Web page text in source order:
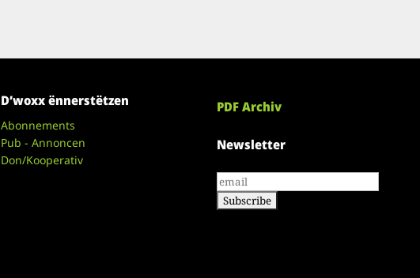
D’woxx ënnerstëtzen
Abonnements
Pub - Annoncen
Don/Kooperativ
PDF Archiv
Newsletter